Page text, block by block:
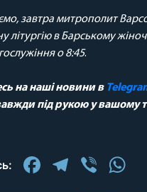
завтра митрополит
літургію в Барському
о 8:45.
на наші новини в
під рукою у вашому
Facebook
Viber